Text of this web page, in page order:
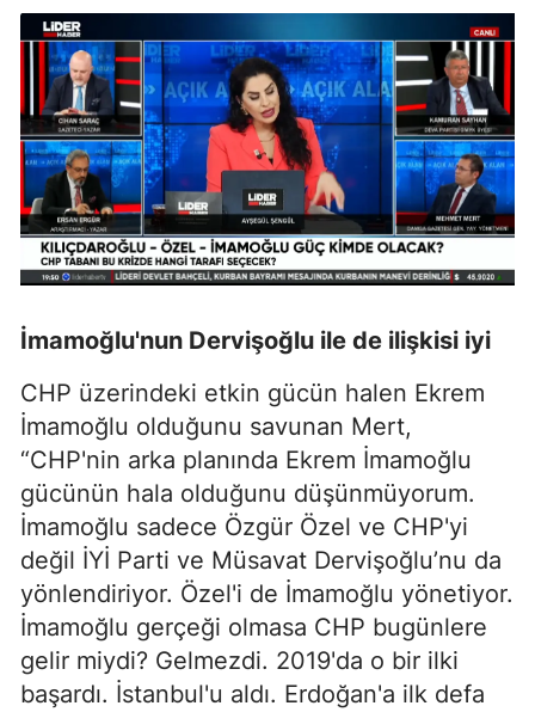
İmamoğlu'nun Dervişoğlu ile de ilişkisi iyi
CHP üzerindeki etkin gücün halen Ekrem
İmamoğlu olduğunu savunan Mert,
“CHP'nin arka planında Ekrem İmamoğlu
gücünün hala olduğunu düşünmüyorum.
İmamoğlu sadece Özgür Özel ve CHP'yi
değil İYİ Parti ve Müsavat Dervişoğlu’nu da
yönlendiriyor. Özel'i de İmamoğlu yönetiyor.
İmamoğlu gerçeği olmasa CHP bugünlere
gelir miydi? Gelmezdi. 2019'da o bir ilki
başardı. İstanbul'u aldı. Erdoğan'a ilk defa